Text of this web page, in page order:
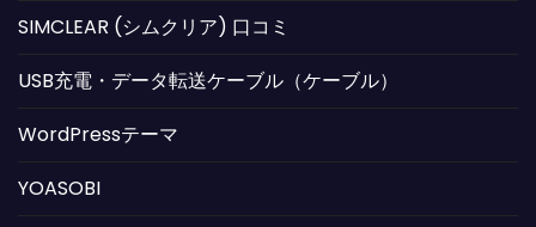
SIMCLEAR (シムクリア) 口コミ
USB充電・データ転送ケーブル（ケーブル）
WordPressテーマ
YOASOBI